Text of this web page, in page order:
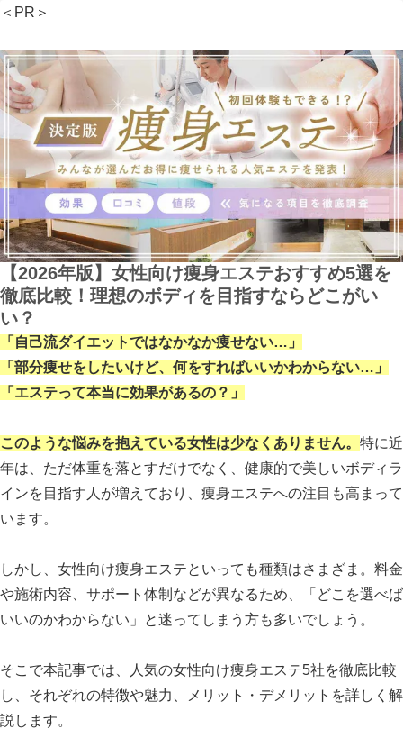
＜PR＞
【2026年版】女性向け痩身エステおすすめ5選を
徹底比較！理想のボディを目指すならどこがい
い？
「自己流ダイエットではなかなか痩せない…」
「部分痩せをしたいけど、何をすればいいかわからない…」
「エステって本当に効果があるの？」
このような悩みを抱えている女性は少なくありません。 特に近
年は、ただ体重を落とすだけでなく、健康的で美しいボディラ
インを目指す人が増えており、痩身エステへの注目も高まって
います。
しかし、女性向け痩身エステといっても種類はさまざま。料金
や施術内容、サポート体制などが異なるため、「どこを選べば
いいのかわからない」と迷ってしまう方も多いでしょう。
そこで本記事では、人気の女性向け痩身エステ5社を徹底比較
し、それぞれの特徴や魅力、メリット・デメリットを詳しく解
説します。